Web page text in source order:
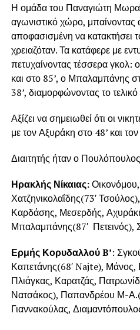
Η ομάδα του Παναγιώτη
αγωνιστικό χώρο, μπαίνοντας
αποφασισμένη να κατακτήσει
χρειαζόταν. Τα κατάφερε με
πετυχαίνοντας τέσσερα γκολ:
και στο 85’, ο Μπαλαμπάνης
38’, διαμορφώνοντας το
Αξίζει να σημειωθεί ότι οι
με τον Αξυράκη στο 48’ και
Διαιτητής ήταν ο
Ηρακλής Νίκαιας:
Χατζηνικολαΐδης(73′
Καρδάσης, Μεσερδής,
Μπαλαμπάνης(87′ Πετεινός),
Ερμής Κορυδαλλού B’:
Καπετάνης(68′ Najte), Μάνος,
Πλιάγκας, Καρατζάς,
Νατσάκος), Παπανδρέου Μ-
Γιαννακούλας,